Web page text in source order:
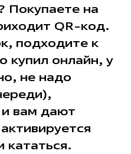
Покупаете на
QR-код.
подходите к
купил онлайн, у
не надо
вам дают
кататься.